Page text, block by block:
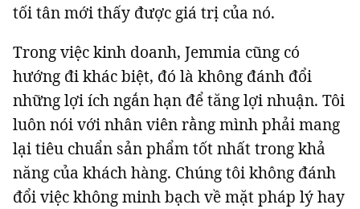
tối tân mới thấy được giá trị của nó.
Trong việc kinh doanh, Jemmia cũng có
hướng đi khác biệt, đó là không đánh đổi
những lợi ích ngắn hạn để tăng lợi nhuận. Tôi
luôn nói với nhân viên rằng mình phải mang
lại tiêu chuẩn sản phẩm tốt nhất trong khả
năng của khách hàng. Chúng tôi không đánh
đổi việc không minh bạch về mặt pháp lý hay